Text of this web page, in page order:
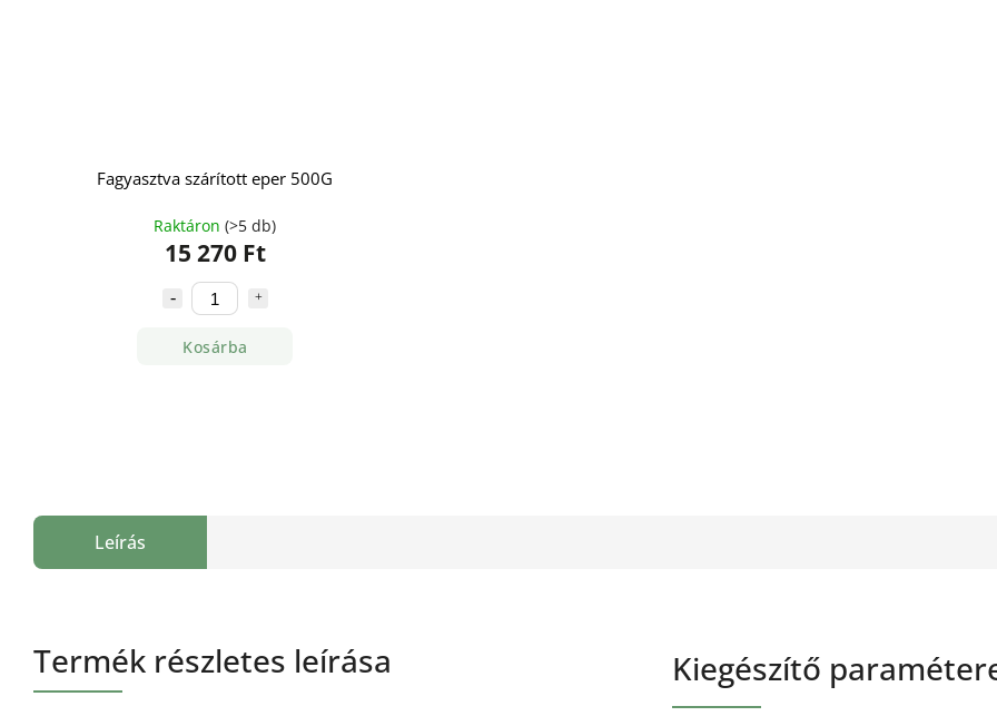
Fagyasztva szárított eper 500G
Raktáron(>5 db)
15 270 Ft
Kosárba
Leírás
Termék részletes leírása Kiegészítő